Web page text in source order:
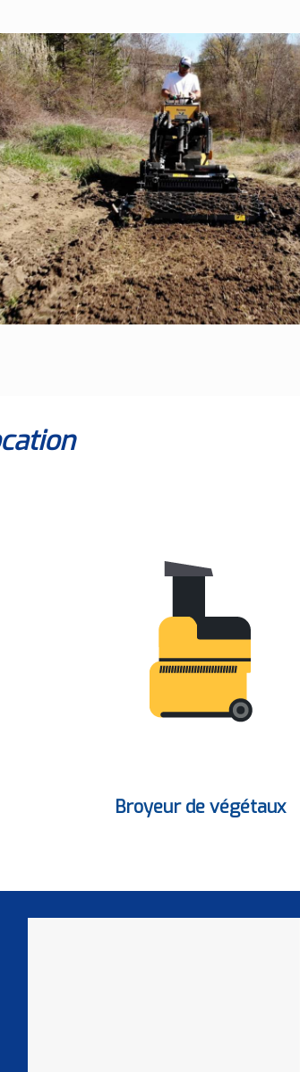
Broyeur de végétaux